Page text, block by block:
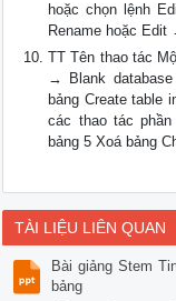
hoặc chọn lệnh
Rename hoặc Edit
TT Tên thao tác
→ Blank
bảng Create table
các thao tác
bảng 5 Xoá bảng
TÀI LIỆU LIÊN QUAN
Bài giảng Stem
bảng